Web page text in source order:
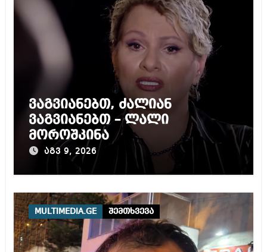
ვაგვიანებთ, ძალიან
ვაგვიანებთ – ლალი
მოროშკინა
აგვ 9, 2026
MULTIMEDIA.GE შემთხვევა